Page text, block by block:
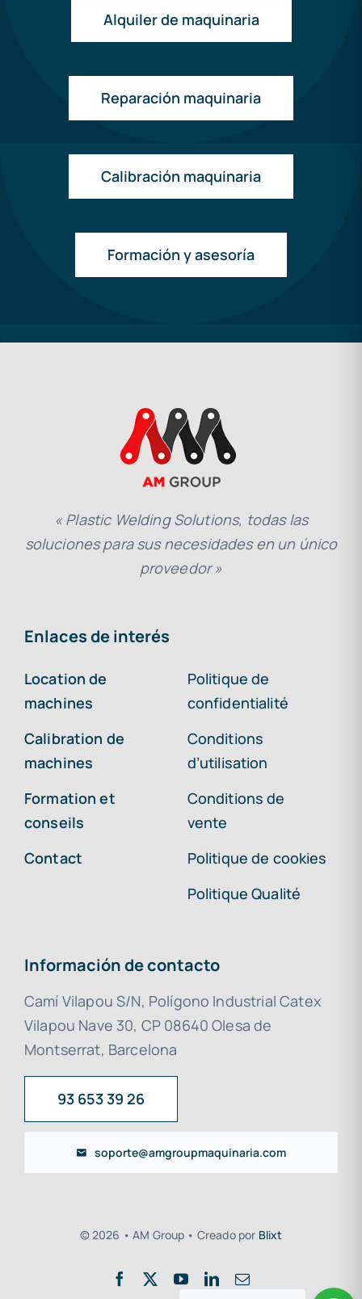
Alquiler de maquinaria
Reparación maquinaria
Calibración maquinaria
Formación y asesoría
« Plastic Welding Solutions, todas las
soluciones para sus necesidades en un único
proveedor »
Enlaces de interés
Location de
machines
Calibration de
machines
Formation et
conseils
Contact
Politique de
confidentialité
Conditions
d’utilisation
Conditions de
vente
Politique de cookies
Politique Qualité
Información de contacto
Camí Vilapou S/N, Polígono Industrial Catex
Vilapou Nave 30, CP 08640 Olesa de
Montserrat, Barcelona
93 653 39 26
soporte@amgroupmaquinaria.com
© 2026 • AM Group • Creado por Blixt